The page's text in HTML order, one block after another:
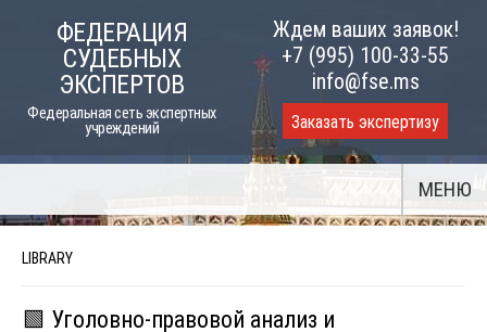
ФЕДЕРАЦИЯ
СУДЕБНЫХ
ЭКСПЕРТОВ
Федеральная сеть экспертных
учреждений
Ждем ваших заявок!
+7 (995) 100-33-55
info@fse.ms
Заказать экспертизу
МЕНЮ
LIBRARY
🟩 Уголовно-правовой анализ и